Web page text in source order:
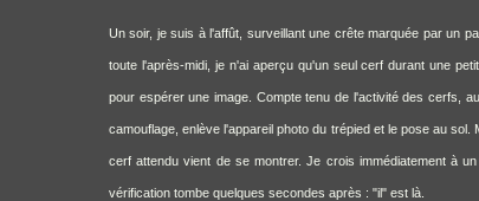
Un soir, je suis à l'affût, surveillant une crête marquée par un
toute l'après-midi, je n'ai aperçu qu'un seul cerf durant une
pour espérer une image. Compte tenu de l'activité des cerfs,
camouflage, enlève l'appareil photo du trépied et le pose au
cerf attendu vient de se montrer. Je crois immédiatement à
vérification tombe quelques secondes après : "il" est là.